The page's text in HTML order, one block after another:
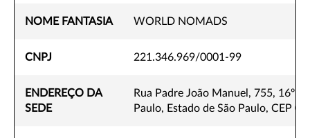
NOME FANTASIA WORLD NOMADS
CNPJ 221.346.969/0001-99
ENDEREÇO DA
SEDE
Rua Padre João Manuel, 755, 16º
Paulo, Estado de São Paulo, CEP